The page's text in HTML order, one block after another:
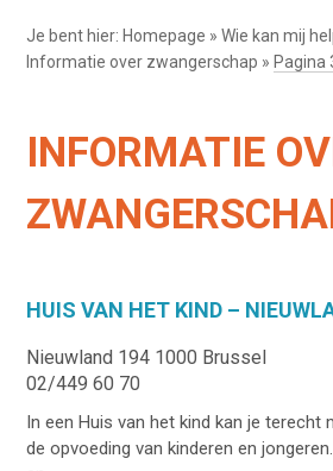
Je bent hier: Homepage »Wie kan mij
Informatie over zwangerschap » Pagina
INFORMATIE
HUIS VAN HET KIND –
Nieuwland 194 1000 Brussel
02/449 60 70
In een Huis van het kind kan je terecht
de opvoeding van kinderen en